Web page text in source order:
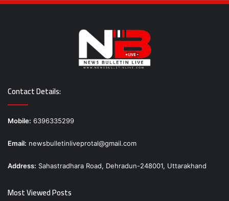
Contact Details:
Mobile: 6396335299
Email: newsbulletinliveprotal@gmail.com
Address: Sahastradhara Road, Dehradun-248001, Uttarakhand
Most Viewed Posts